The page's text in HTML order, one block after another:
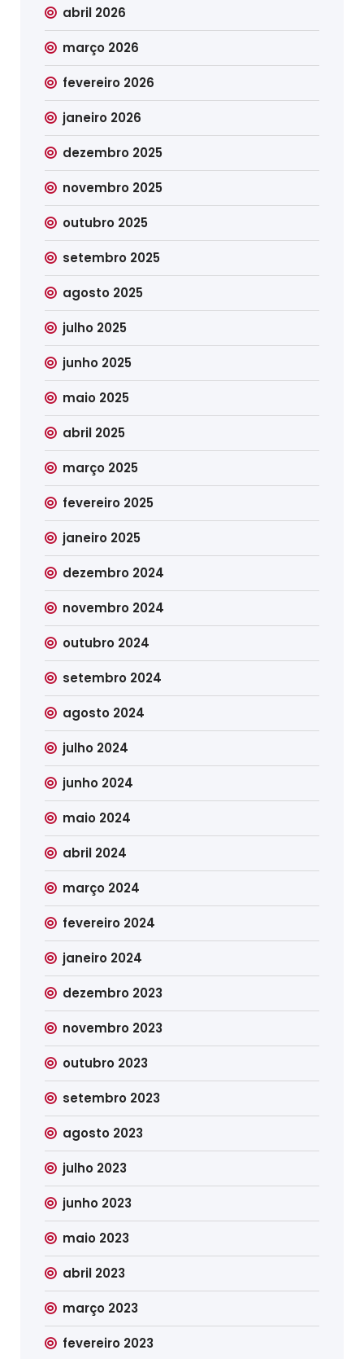
abril 2026
março 2026
fevereiro 2026
janeiro 2026
dezembro 2025
novembro 2025
outubro 2025
setembro 2025
agosto 2025
julho 2025
junho 2025
maio 2025
abril 2025
março 2025
fevereiro 2025
janeiro 2025
dezembro 2024
novembro 2024
outubro 2024
setembro 2024
agosto 2024
julho 2024
junho 2024
maio 2024
abril 2024
março 2024
fevereiro 2024
janeiro 2024
dezembro 2023
novembro 2023
outubro 2023
setembro 2023
agosto 2023
julho 2023
junho 2023
maio 2023
abril 2023
março 2023
fevereiro 2023